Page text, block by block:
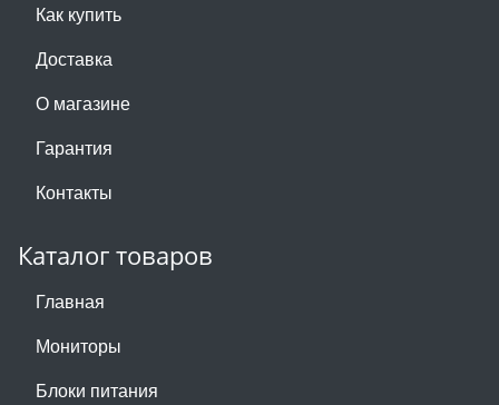
Как купить
Доставка
О магазине
Гарантия
Контакты
Каталог товаров
Главная
Мониторы
Блоки питания